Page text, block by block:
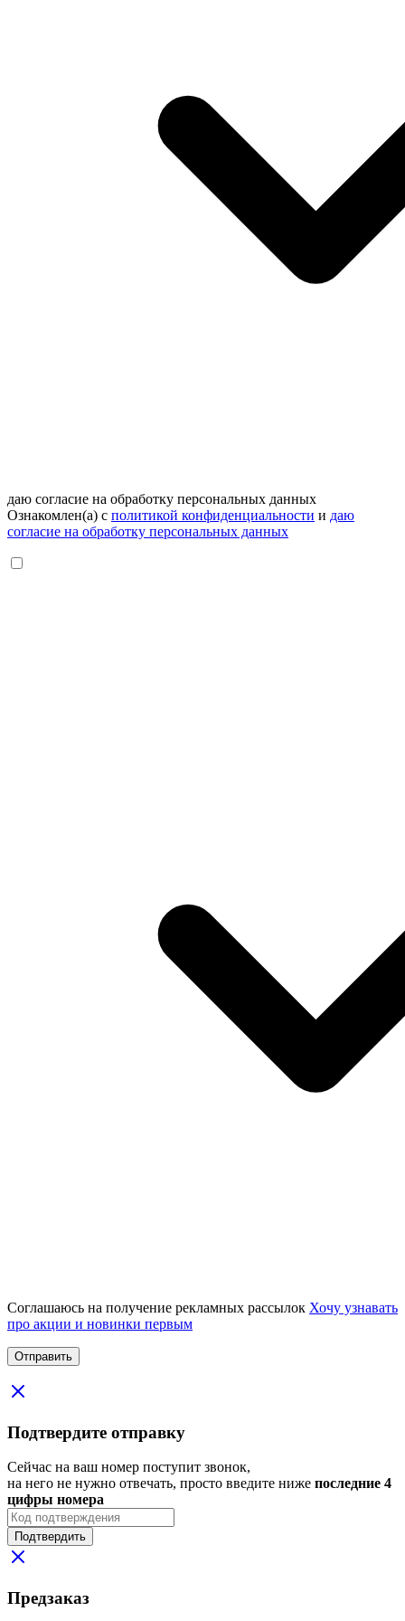
даю согласие на обработку персональных данных
Ознакомлен(а) с политикой конфиденциальности и даю
согласие на обработку персональных данных
Соглашаюсь на получение рекламных рассылок Хочу узнавать
про акции и новинки первым
Подтвердите отправку
Сейчас на ваш номер поступит звонок,
на него не нужно отвечать, просто введите ниже последние 4
цифры номера
Подтвердить
Предзаказ